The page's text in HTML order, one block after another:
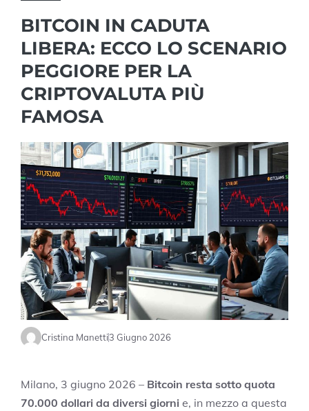
BITCOIN IN CADUTA
LIBERA: ECCO LO SCENARIO
PEGGIORE PER LA
CRIPTOVALUTA PIÙ
FAMOSA
Cristina Manetti3 Giugno 2026
Milano, 3 giugno 2026 – Bitcoin resta sotto quota
70.000 dollari da diversi giorni e, in mezzo a questa